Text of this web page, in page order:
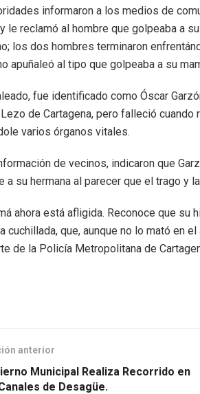
informaron a los medios de
le reclamó al hombre que golpeaba a
los dos hombres terminaron
apuñaleó al tipo que golpeaba a su
fue identificado como Óscar
de Cartagena, pero falleció
varios órganos vitales.
de vecinos, indicaron que
a su hermana al parecer que el trago y
ahora está afligida. Reconoce que
cuchillada, que, aunque no lo mató en
de la Policía Metropolitana de
anterior
Municipal Realiza Recorrido en
de Desagüe.